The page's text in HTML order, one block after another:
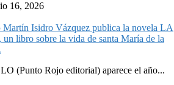
16, 2026
Martín Isidro Vázquez publica la novela LA
libro sobre la vida de santa María de la
(Punto Rojo editorial) aparece el año...